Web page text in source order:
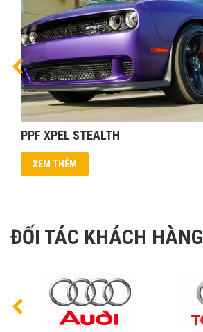
PPF XPEL STEALTH
XEM THÊM
ĐỐI TÁC KHÁCH HÀNG